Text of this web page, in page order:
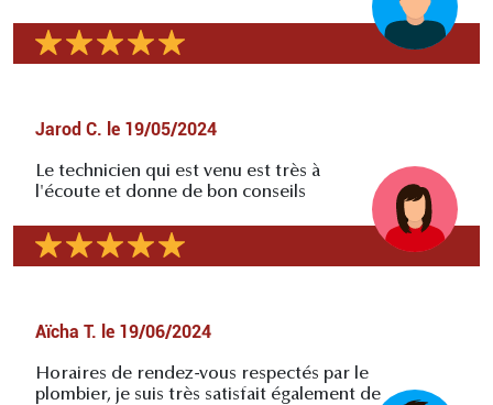
Jarod C. le 19/05/2024
Le technicien qui est venu est très à
l'écoute et donne de bon conseils
Aïcha T. le 19/06/2024
Horaires de rendez-vous respectés par le
plombier, je suis très satisfait également de